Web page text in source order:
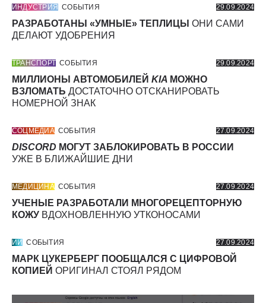
ИНДУСТРИЯ СОБЫТИЯ 29.09.2024
РАЗРАБОТАНЫ «УМНЫЕ» ТЕПЛИЦЫ ОНИ САМИ
ДЕЛАЮТ УДОБРЕНИЯ
ТРАНСПОРТ СОБЫТИЯ 29.09.2024
МИЛЛИОНЫ АВТОМОБИЛЕЙ KIA МОЖНО
ВЗЛОМАТЬ ДОСТАТОЧНО ОТСКАНИРОВАТЬ
НОМЕРНОЙ ЗНАК
СОЦМЕДИА СОБЫТИЯ 27.09.2024
DISCORD МОГУТ ЗАБЛОКИРОВАТЬ В РОССИИ
УЖЕ В БЛИЖАЙШИЕ ДНИ
МЕДИЦИНА СОБЫТИЯ 27.09.2024
УЧЕНЫЕ РАЗРАБОТАЛИ МНОГОРЕЦЕПТОРНУЮ
КОЖУ ВДОХНОВЛЕННУЮ УТКОНОСАМИ
ИИ СОБЫТИЯ 27.09.2024
МАРК ЦУКЕРБЕРГ ПООБЩАЛСЯ С ЦИФРОВОЙ
КОПИЕЙ ОРИГИНАЛ СТОЯЛ РЯДОМ